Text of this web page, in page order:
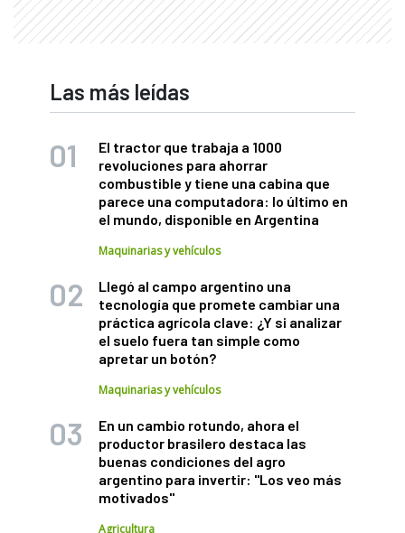
Las más leídas
El tractor que trabaja a 1000
revoluciones para ahorrar
combustible y tiene una cabina que
parece una computadora: lo último en
el mundo, disponible en Argentina
Maquinarias y vehículos
Llegó al campo argentino una
tecnología que promete cambiar una
práctica agrícola clave: ¿Y si analizar
el suelo fuera tan simple como
apretar un botón?
Maquinarias y vehículos
En un cambio rotundo, ahora el
productor brasilero destaca las
buenas condiciones del agro
argentino para invertir: "Los veo más
motivados"
Agricultura